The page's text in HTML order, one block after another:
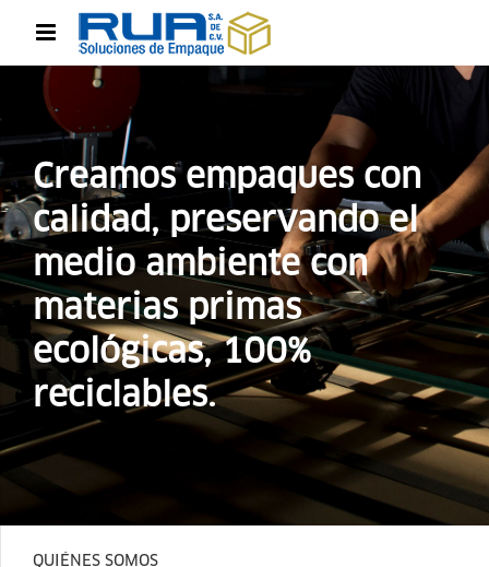
Creamos empaques con
calidad, preservando el
medio ambiente con
materias primas
ecológicas, 100%
reciclables.
QUIÉNES SOMOS